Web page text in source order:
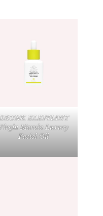
ELEPHANT
Marula Luxury
Facial Oil